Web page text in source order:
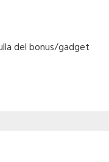
del bonus/gadget